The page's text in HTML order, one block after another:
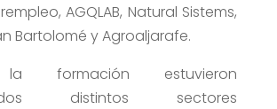
AGQLAB, Natural Sistems,
Bartolomé y Agroaljarafe.
formación estuvieron
distintos sectores